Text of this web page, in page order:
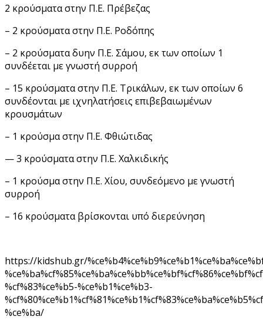
2 κρούσματα στην Π.Ε. Πρέβεζας
– 2 κρούσματα στην Π.Ε. Ροδόπης
– 2 κρούσματα δυην Π.Ε. Σάμου, εκ των οποίων 1
συνδέεται με γνωστή συρροή
– 15 κρούσματα στην Π.Ε. Τρικάλων, εκ των οποίων 6
συνδέονται με ιχνηλατήσεις επιβεβαιωμένων
κρουσμάτων
– 1 κρούσμα στην Π.Ε. Φθιώτιδας
— 3 κρούσματα στην Π.Ε. Χαλκιδικής
– 1 κρούσμα στην Π.Ε. Χίου, συνδεόμενο με γνωστή
συρροή
– 16 κρούσματα βρίσκονται υπό διερεύνηση
https://kidshub.gr/
%cf%83%ce%b5-%ce%b1%ce%b3-
%ce%ba/